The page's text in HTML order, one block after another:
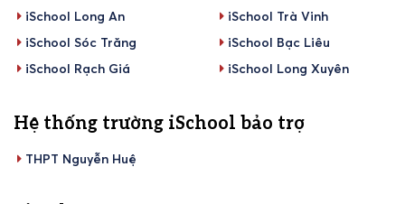
iSchool Long An
iSchool Trà Vinh
iSchool Sóc Trăng
iSchool Bạc Liêu
iSchool Rạch Giá
iSchool Long Xuyên
Hệ thống trường iSchool bảo trợ
THPT Nguyễn Huệ